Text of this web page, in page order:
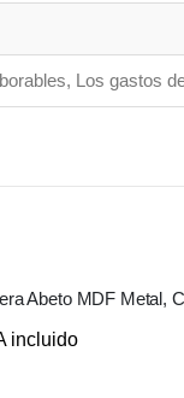
Los gastos
incluido